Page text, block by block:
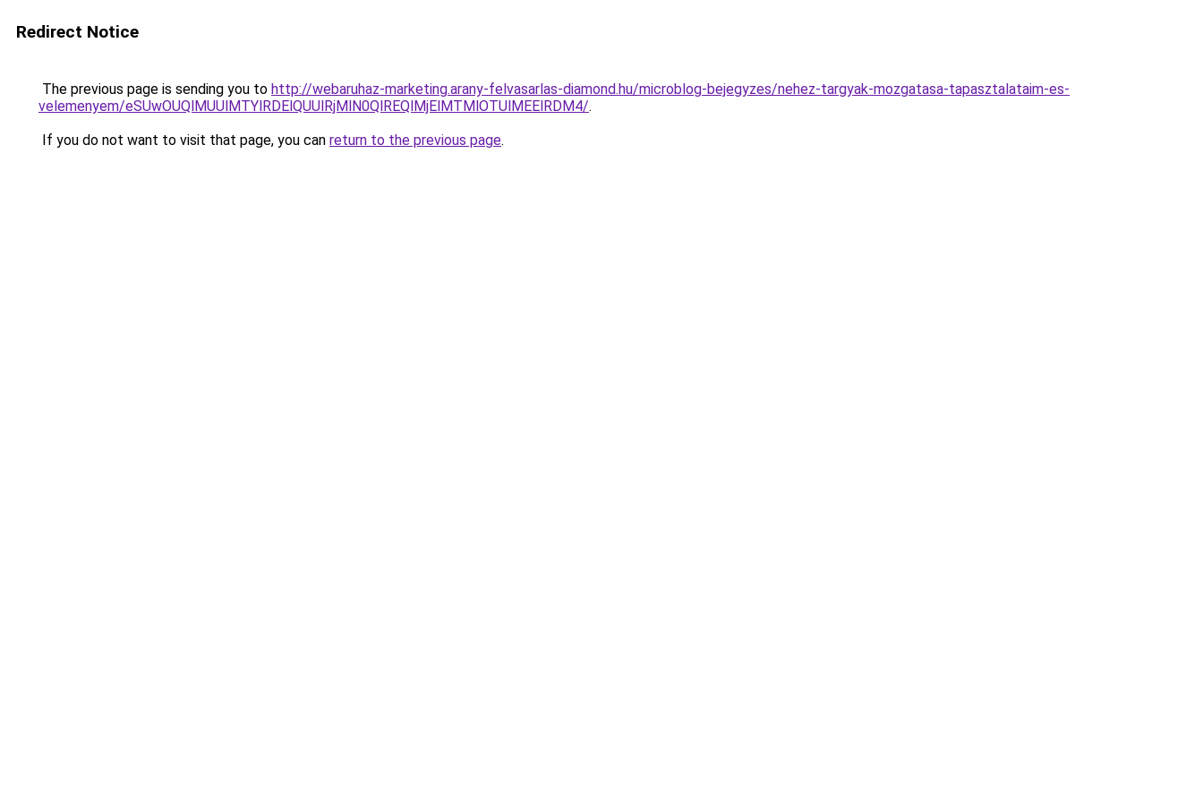
Redirect Notice
The previous page is sending you to http://webaruhaz-marketing.arany-felvasarlas-diamond.hu/microblog-bejegyzes/nehez-targyak-mozgatasa-tapasztalataim-es-
velemenyem/eSUwOUQlMUUlMTYlRDElQUUlRjMlN0QlREQlMjElMTMlOTUlMEElRDM4/.
If you do not want to visit that page, you can return to the previous page.